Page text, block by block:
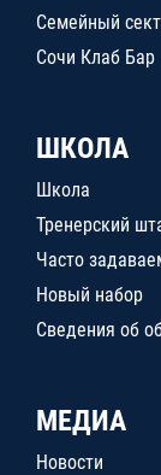
Семейный
Сочи Клаб Бар
ШКОЛА
Школа
Тренерский
Часто
Новый набор
Сведения об
МЕДИА
Новости